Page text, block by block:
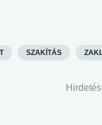
SZAKÍTÁS
Hirdetés